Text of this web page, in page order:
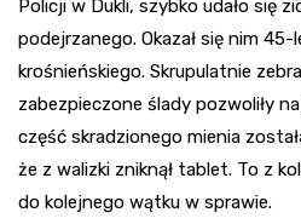
Policji w Dukli, szybko udało się
podejrzanego. Okazał się nim
krośnieńskiego. Skrupulatnie
zabezpieczone ślady pozwoliły
część skradzionego mienia
że z walizki zniknął tablet. To z
do kolejnego wątku w sprawie.